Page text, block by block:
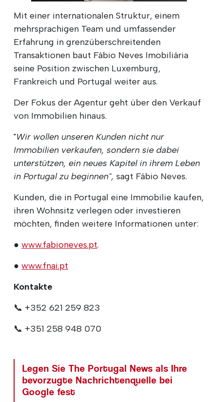
Mit einer internationalen Struktur, einem
mehrsprachigen Team und umfassender
Erfahrung in grenzüberschreitenden
Transaktionen baut Fábio Neves Imobiliária
seine Position zwischen Luxemburg,
Frankreich und Portugal weiter aus.
Der Fokus der Agentur geht über den Verkauf
von Immobilien hinaus.
"Wir wollen unseren Kunden nicht nur
Immobilien verkaufen, sondern sie dabei
unterstützen, ein neues Kapitel in ihrem Leben
in Portugal zu beginnen", sagt Fábio Neves.
Kunden, die in Portugal eine Immobilie kaufen,
ihren Wohnsitz verlegen oder investieren
möchten, finden weitere Informationen unter:
● www.fabioneves.pt.
● www.fnai.pt
Kontakte
📞 +352 621 259 823
📞 +351 258 948 070
Legen Sie The Portugal News als Ihre
bevorzugte Nachrichtenquelle bei
Google fest